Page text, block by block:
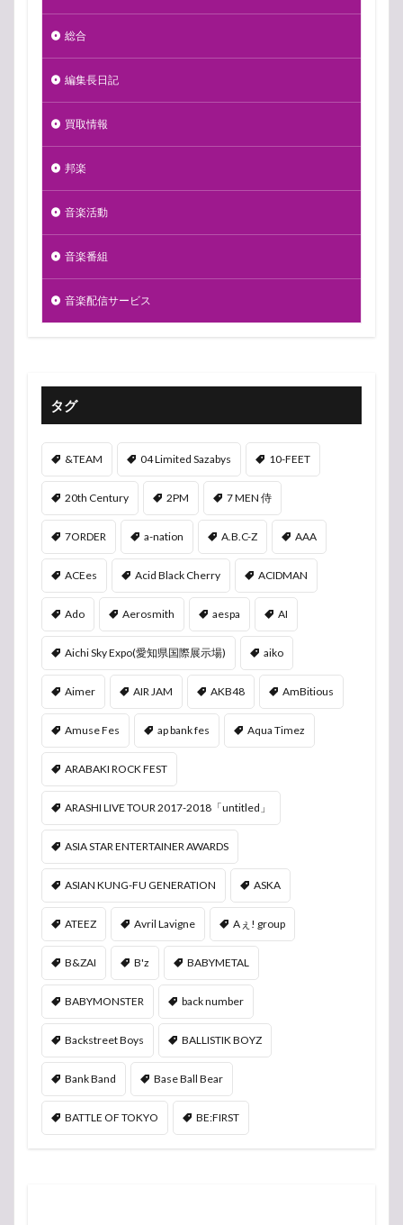
総合
編集長日記
買取情報
邦楽
音楽活動
音楽番組
音楽配信サービス
タグ
&TEAM 04 Limited Sazabys 10-FEET
20th Century 2PM 7 MEN 侍
7ORDER a-nation A.B.C-Z AAA
ACEes Acid Black Cherry ACIDMAN
Ado Aerosmith aespa AI
Aichi Sky Expo(愛知県国際展示場) aiko
Aimer AIR JAM AKB48 AmBitious
Amuse Fes ap bank fes Aqua Timez
ARABAKI ROCK FEST
ARASHI LIVE TOUR 2017-2018「untitled」
ASIA STAR ENTERTAINER AWARDS
ASIAN KUNG-FU GENERATION ASKA
ATEEZ Avril Lavigne Aぇ! group
B&ZAI B'z BABYMETAL
BABYMONSTER back number
Backstreet Boys BALLISTIK BOYZ
Bank Band Base Ball Bear
BATTLE OF TOKYO BE:FIRST